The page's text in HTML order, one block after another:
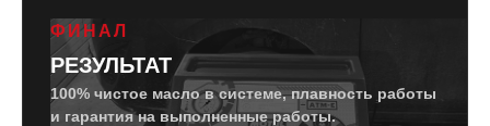
ФИНАЛ
РЕЗУЛЬТАТ
100% чистое масло в системе, плавность работы
и гарантия на выполненные работы.